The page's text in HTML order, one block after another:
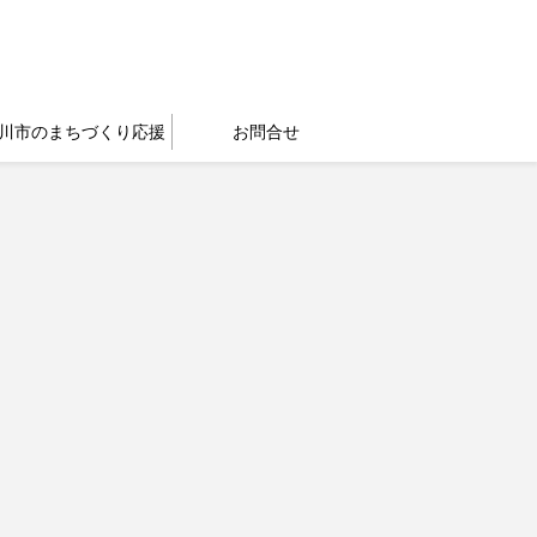
市のまちづくり応援 お問合せ